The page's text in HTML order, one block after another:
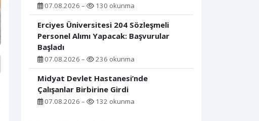
07.08.2026 – 130 okunma
Erciyes Üniversitesi 204 Sözleşmeli
Personel Alımı Yapacak: Başvurular
Başladı
07.08.2026 – 236 okunma
Midyat Devlet Hastanesi’nde
Çalışanlar Birbirine Girdi
07.08.2026 – 132 okunma